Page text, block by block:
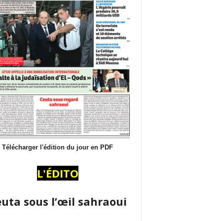
Télécharger l'édition du jour en PDF
L'ÉDITO
sous l’œil sahraoui